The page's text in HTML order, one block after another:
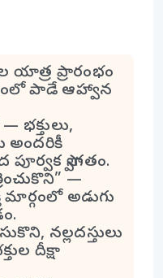
యాత్ర ప్రారంభం
పాడే ఆహ్వాన
భక్తులు,
అందరికీ
స్వాగతం.
—
అడుగు
నల్లదస్తులు
దీక్షా